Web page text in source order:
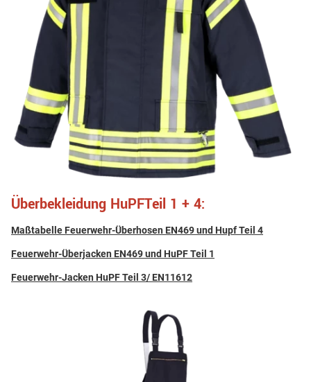
Überbekleidung HuPFTeil 1 + 4:
Maßtabelle Feuerwehr-Überhosen EN469 und Hupf Teil 4
Feuerwehr-Überjacken EN469 und HuPF Teil 1
Feuerwehr-Jacken HuPF Teil 3/ EN11612